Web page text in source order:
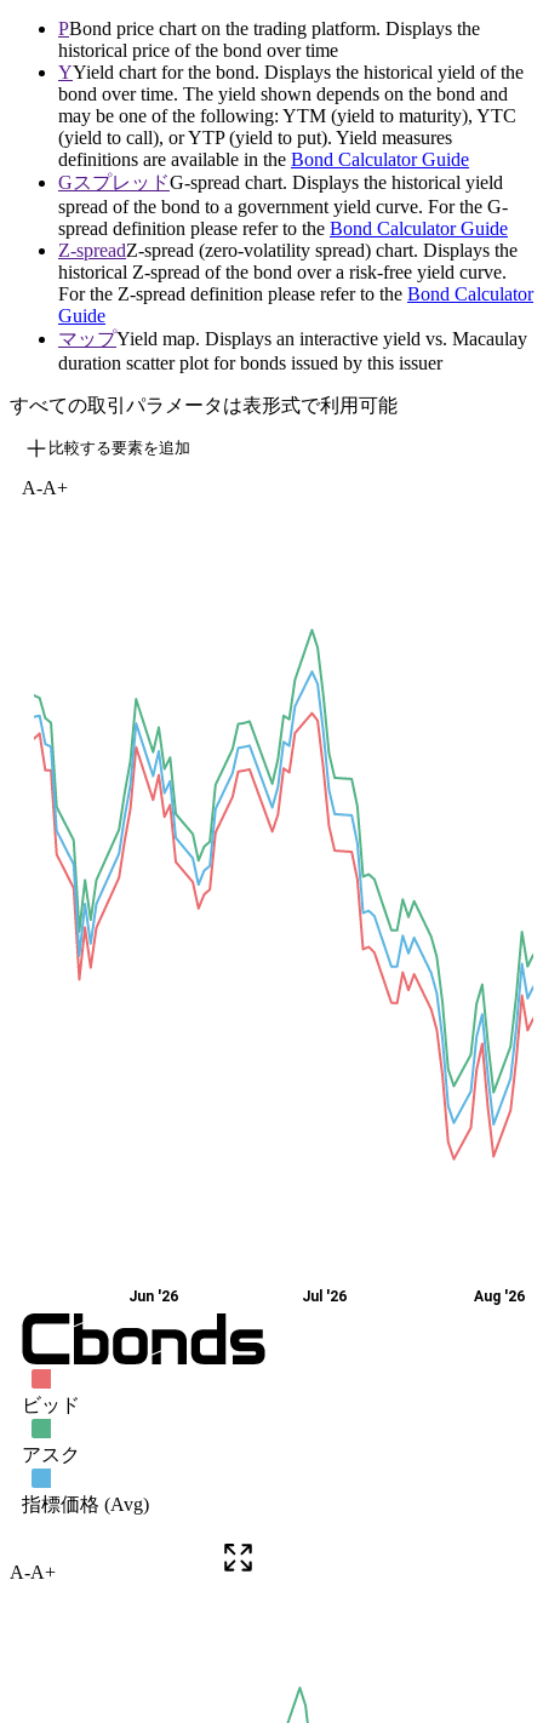
PBond price chart on the trading platform. Displays the
historical price of the bond over time
YYield chart for the bond. Displays the historical yield of the
bond over time. The yield shown depends on the bond and
may be one of the following: YTM (yield to maturity), YTC
(yield to call), or YTP (yield to put). Yield measures
definitions are available in the Bond Calculator Guide
GスプレッドG-spread chart. Displays the historical yield
spread of the bond to a government yield curve. For the G-
spread definition please refer to the Bond Calculator Guide
Z-spreadZ-spread (zero-volatility spread) chart. Displays the
historical Z-spread of the bond over a risk-free yield curve.
For the Z-spread definition please refer to the Bond Calculator
Guide
マップYield map. Displays an interactive yield vs. Macaulay
duration scatter plot for bonds issued by this issuer
すべての取引パラメータは表形式で利用可能
比較する要素を追加
A-A+